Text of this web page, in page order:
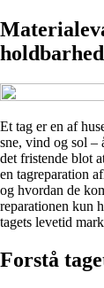
holdbarhed
Et tag er en af
sne, vind og sol –
det fristende blot
en tagreparation
og hvordan de
reparationen kun
tagets levetid
Forstå